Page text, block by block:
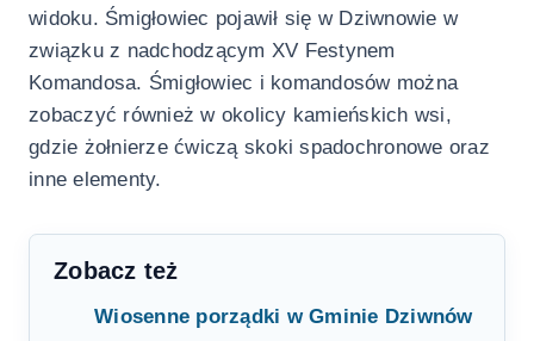
widoku. Śmigłowiec pojawił się w Dziwnowie w
związku z nadchodzącym XV Festynem
Komandosa. Śmigłowiec i komandosów można
zobaczyć również w okolicy kamieńskich wsi,
gdzie żołnierze ćwiczą skoki spadochronowe oraz
inne elementy.
Zobacz też
Wiosenne porządki w Gminie Dziwnów